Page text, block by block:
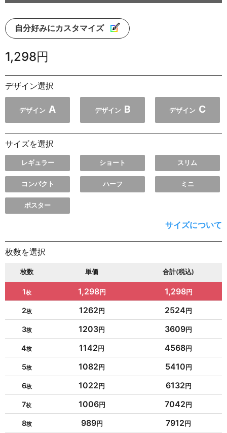
自分好みにカスタマイズ
1,298円
デザイン選択
デザイン A デザイン B デザイン C
サイズを選択
レギュラー ショート スリム
コンパクト ハーフ ミニ
ポスター
サイズについて
枚数を選択
枚数 単価 合計(税込)
1 1,298 1,298
2 1262 2524
3 1203 3609
4 1142 4568
5 1082 5410
6 1022 6132
7 1006 7042
8 989 7912